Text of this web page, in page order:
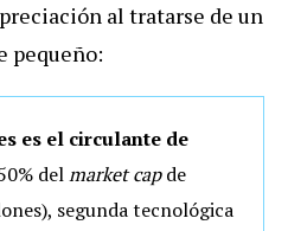
al tratarse de un
pequeño:
es el circulante de
delmarket capde
segunda tecnológica